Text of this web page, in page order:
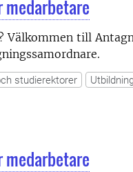
medarbetare
Välkommen till
studierektorer
medarbetare